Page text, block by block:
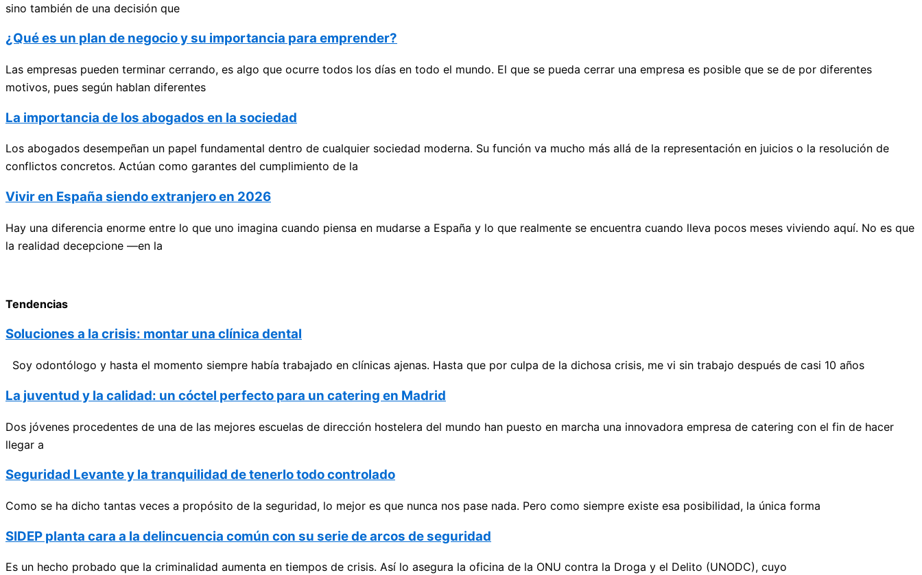
sino también de una decisión que
¿Qué es un plan de negocio y su importancia para emprender?
Las empresas pueden terminar cerrando, es algo que ocurre todos los días en todo el mundo. El que se pueda cerrar una empresa es posible que se de por diferentes
motivos, pues según hablan diferentes
La importancia de los abogados en la sociedad
Los abogados desempeñan un papel fundamental dentro de cualquier sociedad moderna. Su función va mucho más allá de la representación en juicios o la resolución de
conflictos concretos. Actúan como garantes del cumplimiento de la
Vivir en España siendo extranjero en 2026
Hay una diferencia enorme entre lo que uno imagina cuando piensa en mudarse a España y lo que realmente se encuentra cuando lleva pocos meses viviendo aquí. No es que
la realidad decepcione —en la
Tendencias
Soluciones a la crisis: montar una clínica dental
Soy odontólogo y hasta el momento siempre había trabajado en clínicas ajenas. Hasta que por culpa de la dichosa crisis, me vi sin trabajo después de casi 10 años
La juventud y la calidad: un cóctel perfecto para un catering en Madrid
Dos jóvenes procedentes de una de las mejores escuelas de dirección hostelera del mundo han puesto en marcha una innovadora empresa de catering con el fin de hacer
llegar a
Seguridad Levante y la tranquilidad de tenerlo todo controlado
Como se ha dicho tantas veces a propósito de la seguridad, lo mejor es que nunca nos pase nada. Pero como siempre existe esa posibilidad, la única forma
SIDEP planta cara a la delincuencia común con su serie de arcos de seguridad
Es un hecho probado que la criminalidad aumenta en tiempos de crisis. Así lo asegura la oficina de la ONU contra la Droga y el Delito (UNODC), cuyo